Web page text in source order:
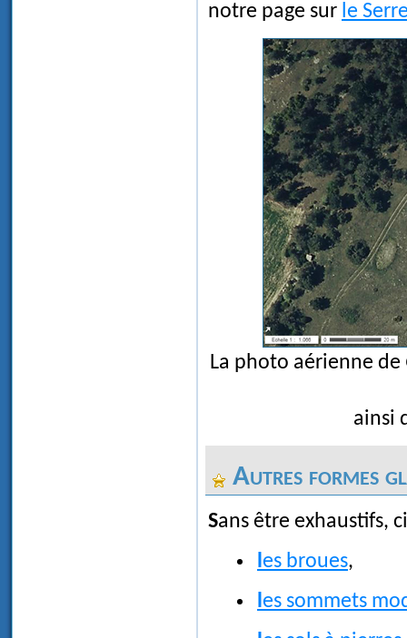
notre page sur le
La photo aérienne de
ainsi
Autres formes
Sans être exhaustifs,
les broues,
les sommets